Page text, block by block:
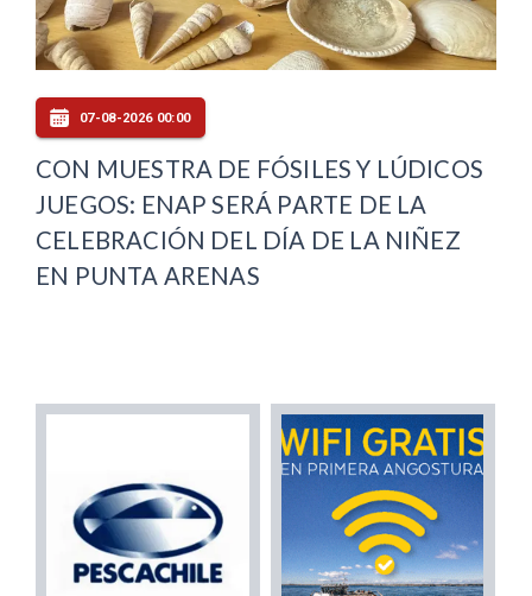
07-08-2026 00:00
CON MUESTRA DE FÓSILES Y LÚDICOS
JUEGOS: ENAP SERÁ PARTE DE LA
CELEBRACIÓN DEL DÍA DE LA NIÑEZ
EN PUNTA ARENAS